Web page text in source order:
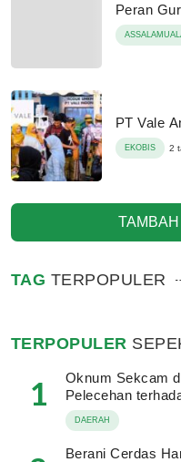
Peran
PT Vale
EKOBIS 2
TAG TERPOPULER
TERPOPULER
1
Oknum Sekcam
Pelecehan
DAERAH
Berani Cerdas